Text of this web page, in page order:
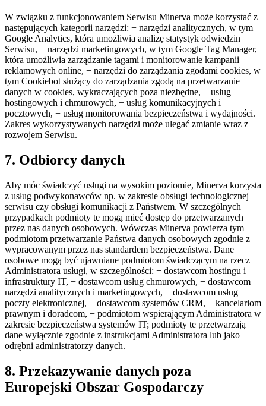
W związku z funkcjonowaniem Serwisu Minerva może korzystać z
następujących kategorii narzędzi: − narzędzi analitycznych, w tym
Google Analytics, która umożliwia analizę statystyk odwiedzin
Serwisu, − narzędzi marketingowych, w tym Google Tag Manager,
która umożliwia zarządzanie tagami i monitorowanie kampanii
reklamowych online, − narzędzi do zarządzania zgodami cookies, w
tym Cookiebot służący do zarządzania zgodą na przetwarzanie
danych w cookies, wykraczających poza niezbędne, − usług
hostingowych i chmurowych, − usług komunikacyjnych i
pocztowych, − usług monitorowania bezpieczeństwa i wydajności.
Zakres wykorzystywanych narzędzi może ulegać zmianie wraz z
rozwojem Serwisu.
7. Odbiorcy danych
Aby móc świadczyć usługi na wysokim poziomie, Minerva korzysta
z usług podwykonawców np. w zakresie obsługi technologicznej
serwisu czy obsługi komunikacji z Państwem. W szczególnych
przypadkach podmioty te mogą mieć dostęp do przetwarzanych
przez nas danych osobowych. Wówczas Minerva powierza tym
podmiotom przetwarzanie Państwa danych osobowych zgodnie z
wypracowanym przez nas standardem bezpieczeństwa. Dane
osobowe mogą być ujawniane podmiotom świadczącym na rzecz
Administratora usługi, w szczególności: − dostawcom hostingu i
infrastruktury IT, − dostawcom usług chmurowych, − dostawcom
narzędzi analitycznych i marketingowych, − dostawcom usług
poczty elektronicznej, − dostawcom systemów CRM, − kancelariom
prawnym i doradcom, − podmiotom wspierającym Administratora w
zakresie bezpieczeństwa systemów IT; podmioty te przetwarzają
dane wyłącznie zgodnie z instrukcjami Administratora lub jako
odrębni administratorzy danych.
8. Przekazywanie danych poza
Europejski Obszar Gospodarczy